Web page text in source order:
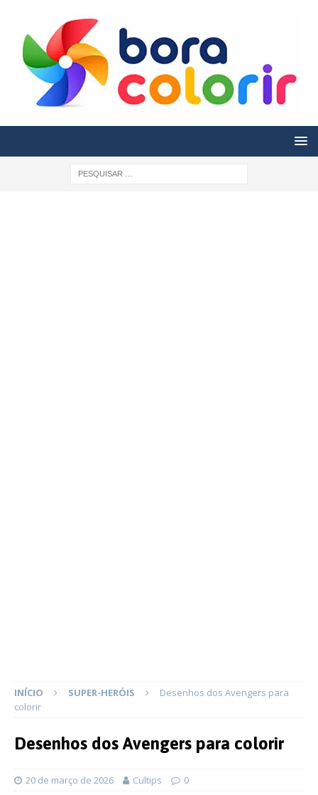
INÍCIO SUPER-HERÓIS
Desenhos dos Avengers para
colorir
Desenhos dos Avengers para colorir
20 de março de 2026 Cultips 0